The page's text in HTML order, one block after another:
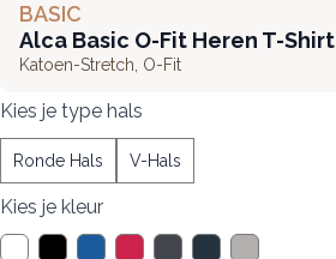
BASIC
Alca Basic O-Fit Heren T-Shirt
Katoen-Stretch O-Fit
Kies je type hals
Ronde Hals V-Hals
Kies je kleur